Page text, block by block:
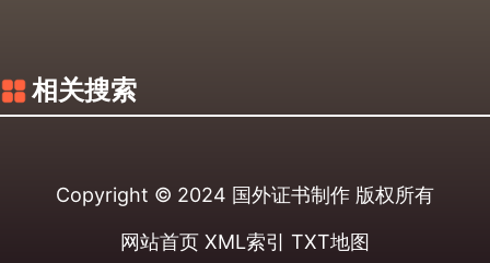
相关搜索
Copyright © 2024 国外证书制作 版权所有
网站首页 XML索引 TXT地图